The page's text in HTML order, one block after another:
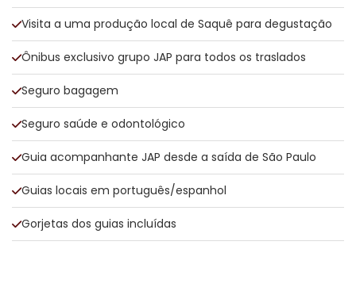
Visita a uma produção local de Saquê para degustação
Ônibus exclusivo grupo JAP para todos os traslados
Seguro bagagem
Seguro saúde e odontológico
Guia acompanhante JAP desde a saída de São Paulo
Guias locais em português/espanhol
Gorjetas dos guias incluídas